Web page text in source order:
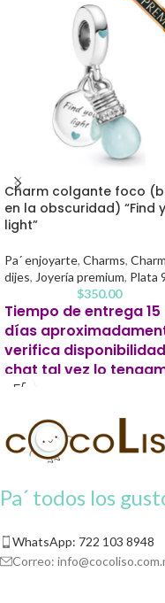
Charm colgante foco
en la obscuridad) “Find
light”
Pa´ enjoyarte, Charms,
dijes, Joyería premium, Plata
$350.00
Tiempo de entrega 15
días
verifica
chat tal vez lo
listo antes.
Este producto para pago
contra entrega se solicitará un
de apartado para iniciar tu
Pa´ todos los
WhatsApp: 722 103 8948
Correo: